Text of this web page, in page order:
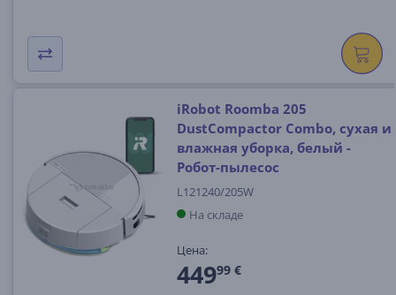
iRobot Roomba 205
DustCompactor Combo, сухая и
влажная уборка, белый -
Робот-пылесос
L121240/205W
На складе
Цена:
44999 €